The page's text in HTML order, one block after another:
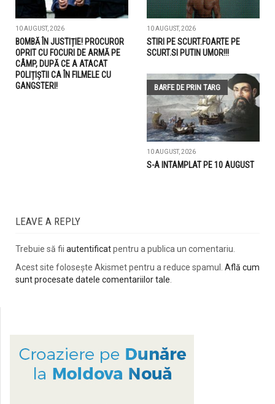
10 AUGUST, 2026
BOMBĂ ÎN JUSTIȚIE! PROCUROR
OPRIT CU FOCURI DE ARMĂ PE
CÂMP, DUPĂ CE A ATACAT
POLIȚIȘTII CA ÎN FILMELE CU
GANGSTERI!
10 AUGUST, 2026
STIRI PE SCURT.FOARTE PE
SCURT.SI PUTIN UMOR!!!
BARFE DE PRIN TARG
10 AUGUST, 2026
S-A INTAMPLAT PE 10 AUGUST
LEAVE A REPLY
Trebuie să fii autentificatpentru a publica un comentariu.
Acest site folosește Akismet pentru a reduce spamul. Află cum
sunt procesate datele comentariilor tale